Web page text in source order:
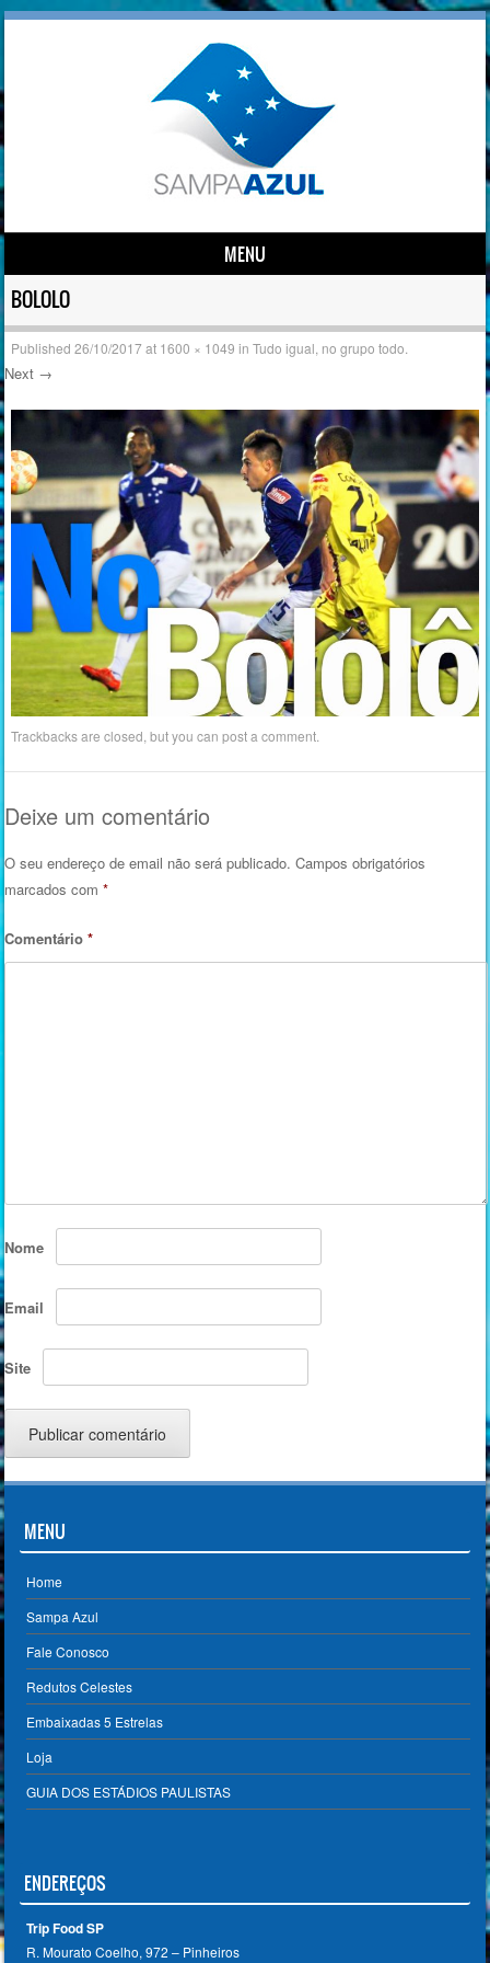
MENU
Skip to content
BOLOLO
Published26/10/2017at 1600 × 1049 inTudo igual, no grupo todo.
Next →
Trackbacks are closed, but you canpost a comment
Deixe um comentário
O seu endereço de email não será publicado. Campos obrigatórios
marcados com*
Comentário*
Nome
Email
Site
MENU
Home
Sampa Azul
Fale Conosco
Redutos Celestes
Embaixadas 5 Estrelas
Loja
GUIA DOS ESTÁDIOS PAULISTAS
ENDEREÇOS
Trip Food SP
R. Mourato Coelho, 972 – Pinheiros